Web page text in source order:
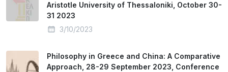
Aristotle University of Thessaloniki, October 30-
31 2023
3/10/2023
Philosophy in Greece and China: A Comparative
Approach, 28-29 September 2023, Conference